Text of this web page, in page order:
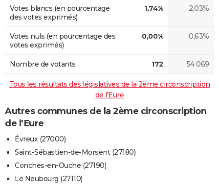
Votes blancs (en pourcentage
des votes exprimés)
1,74% 2,03%
Votes nuls (en pourcentage des
votes exprimés)
0,00% 0,63%
Nombre de votants 172 54 069
Tous les résultats des législatives de la 2ème circonscription
de l'Eure
Autres communes de la 2ème circonscription
de l'Eure
Évreux (27000)
Saint-Sébastien-de-Morsent (27180)
Conches-en-Ouche (27190)
Le Neubourg (27110)